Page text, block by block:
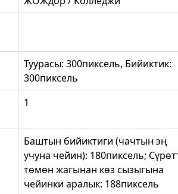
Туурасы: 300пиксель, Бийиктик:
300пиксель
1
Баштын бийиктиги (чачтын эң
учуна чейин): 180пиксель;
төмөн жагынан көз сызыгына
чейинки аралык: 188пиксель